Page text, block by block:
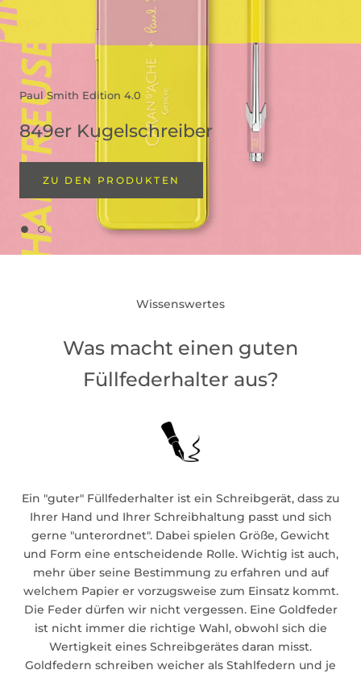
Paul Smith Edition 4.0
849er Kugelschreiber
ZU DEN PRODUKTEN
Wissenswertes
Was macht einen guten
Füllfederhalter aus?
Ein "guter" Füllfederhalter ist ein Schreibgerät, dass zu
Ihrer Hand und Ihrer Schreibhaltung passt und sich
gerne "unterordnet". Dabei spielen Größe, Gewicht
und Form eine entscheidende Rolle. Wichtig ist auch,
mehr über seine Bestimmung zu erfahren und auf
welchem Papier er vorzugsweise zum Einsatz kommt.
Die Feder dürfen wir nicht vergessen. Eine Goldfeder
ist nicht immer die richtige Wahl, obwohl sich die
Wertigkeit eines Schreibgerätes daran misst.
Goldfedern schreiben weicher als Stahlfedern und je